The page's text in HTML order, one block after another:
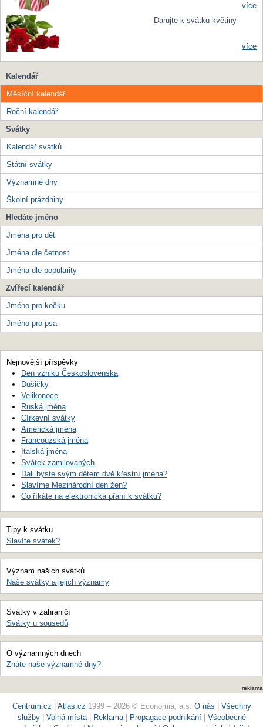
více
Darujte k svátku květiny
více
Kalendář
Měsíční kalendář
Roční kalendář
Svátky
Kalendář svátků
Státní svátky
Významné dny
Školní prázdniny
Hledáte jméno
Jména pro děti
Jména dle četnosti
Jména dle popularity
Zvířecí kalendář
Jméno pro kočku
Jméno pro psa
Nejnovější příspěvky
Den vzniku Československa
Dušičky
Velikonoce
Ruská jména
Církevní svátky
Americká jména
Francouzská jména
Italská jména
Svátek zamilovaných
Dali byste svým dětem dvě křestní jména?
Slavíme Mezinárodní den žen?
Co říkáte na elektronická přání k svátku?
Tipy k svátku
Slavíte svátek?
Význam našich svátků
Naše svátky a jejich významy
Svátky v zahraničí
Svátky u sousedů
O významných dnech
Znáte naše významné dny?
reklama
Centrum.cz Atlas.cz 1999 – 2026 © Economia, a.s. O nás
Všechny
služby
Volná místa| Reklama Propagace podnikání| Všeobecné